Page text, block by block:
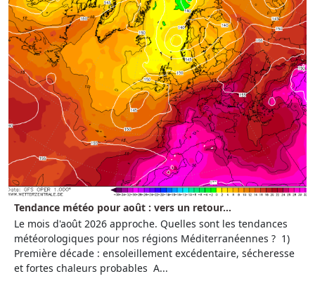
Tendance météo pour août : vers un retour...
Le mois d'août 2026 approche. Quelles sont les tendances
météorologiques pour nos régions Méditerranéennes ? 1)
Première décade : ensoleillement excédentaire, sécheresse
et fortes chaleurs probables A...